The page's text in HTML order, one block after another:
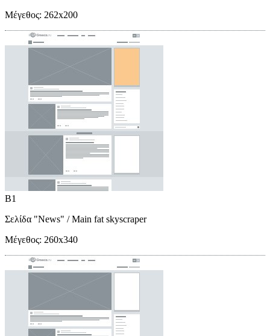
Μέγεθος: 262x200
B1
Σελίδα "News" / Main fat skyscraper
Μέγεθος: 260x340